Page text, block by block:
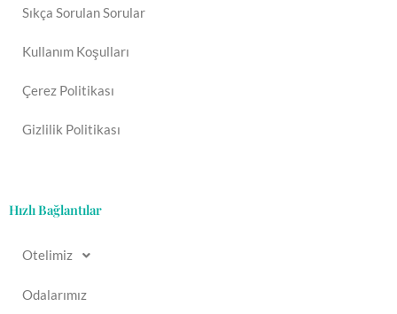
Sıkça Sorulan Sorular
Kullanım Koşulları
Çerez Politikası
Gizlilik Politikası
Hızlı Bağlantılar
Otelimiz
Odalarımız